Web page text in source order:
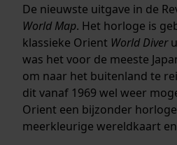
De nieuwste uitgave in de
World Map. Het horloge is
klassieke Orient World Diver
was het voor de meeste
om naar het buitenland te
dit vanaf 1969 wel weer
Orient een bijzonder
meerkleurige wereldkaart